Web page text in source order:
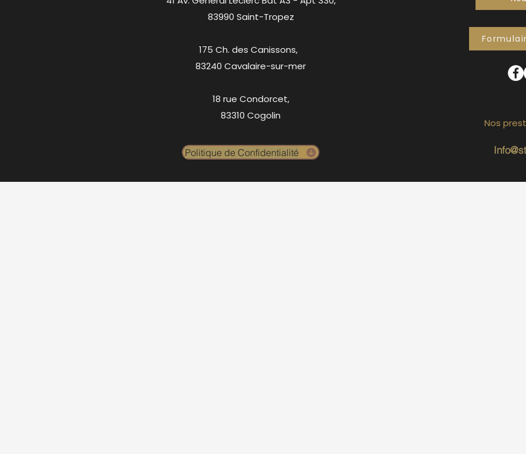
83990 Saint-Tropez
175 Ch. des Canissons,
83240 Cavalaire-sur-mer
18 rue Condorcet,
83310 Cogolin
Politique de Confidentialité
Nos